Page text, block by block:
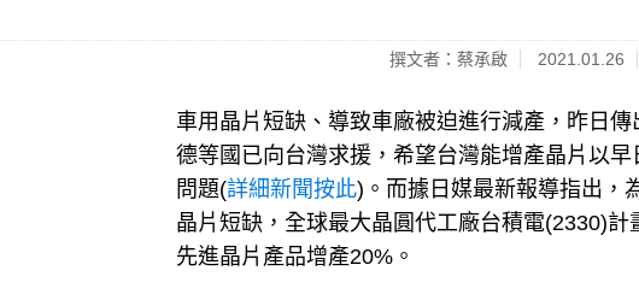
撰文者：蔡承啟 2021.01.26
車用晶片短缺、導致車廠被迫進行減產，昨日傳
德等國已向台灣求援，希望台灣能增產晶片以早
問題(詳細新聞按此)。而據日媒最新報導指出，
晶片短缺，全球最大晶圓代工廠台積電(2330)計
先進晶片產品增產20%。